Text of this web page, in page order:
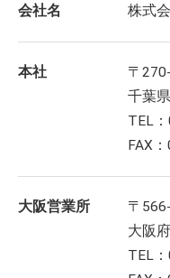
会社名 株式
本社
〒
千葉
TEL
FAX
大阪営業所
〒
大阪
TEL